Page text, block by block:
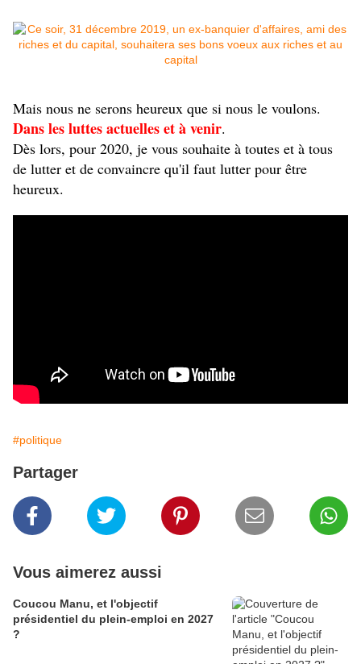
Mais nous ne serons heureux que si nous le voulons.
Dans les luttes actuelles et à venir.
Dès lors, pour 2020, je vous souhaite à toutes et à tous
de lutter et de convaincre qu'il faut lutter pour être
heureux.
#politique
Partager
Vous aimerez aussi
Coucou Manu, et l'objectif
présidentiel du plein-emploi en 2027
?